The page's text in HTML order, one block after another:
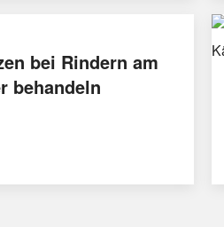
bei Rindern am
behandeln